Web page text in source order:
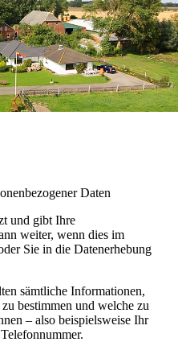
Daten
und gibt Ihre
weiter, wenn dies im
Sie in die Datenerhebung
sämtliche Informationen,
bestimmen und welche zu
– also beispielsweise Ihr